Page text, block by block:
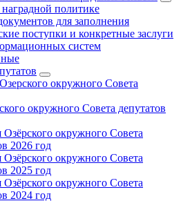
политике
для заполнения
поступки и конкретные заслуги
систем
окружного Совета
окружного Совета депутатов
окружного Совета
2026 год
окружного Совета
2025 год
окружного Совета
2024 год